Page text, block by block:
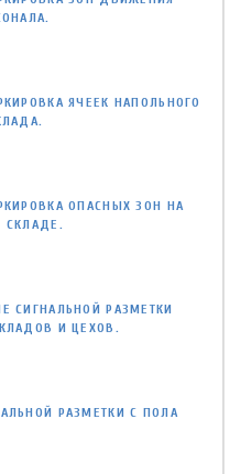
ЯЧЕЕК НАПОЛЬНОГО
ОПАСНЫХ ЗОН НА
СКЛАДЕ.
СИГНАЛЬНОЙ РАЗМЕТКИ
И ЦЕХОВ.
РАЗМЕТКИ С ПОЛА